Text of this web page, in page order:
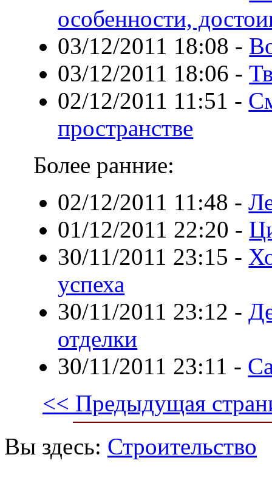
особенности,
03/12/2011 18:08 -
03/12/2011 18:06 -
02/12/2011 11:51 -
пространстве
Более ранние:
02/12/2011 11:48 -
01/12/2011 22:20 -
30/11/2011 23:15 -
успеха
30/11/2011 23:12 -
отделки
30/11/2011 23:11 -
<< Предыдущая
Вы здесь: Строительство